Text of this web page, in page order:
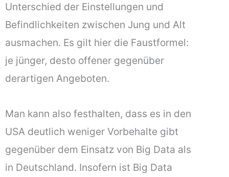
Unterschied der Einstellungen und
Befindlichkeiten zwischen Jung und Alt
ausmachen. Es gilt hier die Faustformel:
je jünger, desto offener gegenüber
derartigen Angeboten.
Man kann also festhalten, dass es in den
USA deutlich weniger Vorbehalte gibt
gegenüber dem Einsatz von Big Data als
in Deutschland. Insofern ist Big Data